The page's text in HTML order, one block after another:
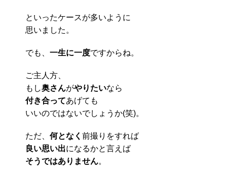
といったケースが多いように
思いました。
でも、 一生に一度ですからね。
ご主人方、
もし奥さんがやりたいなら
付き合ってあげても
いいのではないでしょうか(笑)。
ただ、 何となく 前撮りをすれば
良い思い出になるかと言えば
そうではありません。